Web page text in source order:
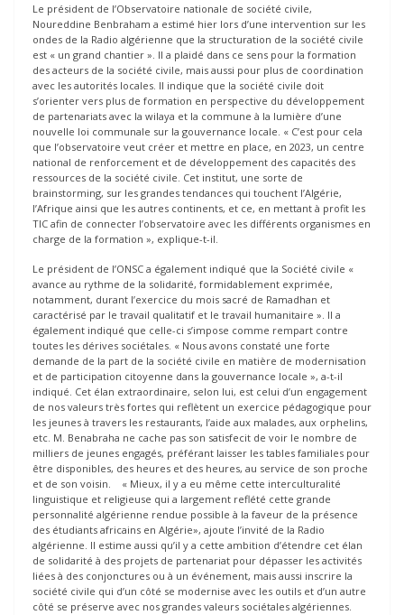
Le président de l’Observatoire nationale de société civile,
Noureddine Benbraham a estimé hier lors d’une intervention sur les
ondes de la Radio algérienne que la structuration de la société civile
est « un grand chantier ». Il a plaidé dans ce sens pour la formation
des acteurs de la société civile, mais aussi pour plus de coordination
avec les autorités locales. Il indique que la société civile doit
s’orienter vers plus de formation en perspective du développement
de partenariats avec la wilaya et la commune à la lumière d’une
nouvelle loi communale sur la gouvernance locale. « C’est pour cela
que l’observatoire veut créer et mettre en place, en 2023, un centre
national de renforcement et de développement des capacités des
ressources de la société civile. Cet institut, une sorte de
brainstorming, sur les grandes tendances qui touchent l’Algérie,
l’Afrique ainsi que les autres continents, et ce, en mettant à profit les
TIC afin de connecter l’observatoire avec les différents organismes en
charge de la formation », explique-t-il.
Le président de l’ONSC a également indiqué que la Société civile «
avance au rythme de la solidarité, formidablement exprimée,
notamment, durant l’exercice du mois sacré de Ramadhan et
caractérisé par le travail qualitatif et le travail humanitaire ». Il a
également indiqué que celle-ci s’impose comme rempart contre
toutes les dérives sociétales. « Nous avons constaté une forte
demande de la part de la société civile en matière de modernisation
et de participation citoyenne dans la gouvernance locale », a-t-il
indiqué. Cet élan extraordinaire, selon lui, est celui d’un engagement
de nos valeurs très fortes qui reflètent un exercice pédagogique pour
les jeunes à travers les restaurants, l’aide aux malades, aux orphelins,
etc. M. Benabraha ne cache pas son satisfecit de voir le nombre de
milliers de jeunes engagés, préférant laisser les tables familiales pour
être disponibles, des heures et des heures, au service de son proche
et de son voisin. « Mieux, il y a eu même cette interculturalité
linguistique et religieuse qui a largement reflété cette grande
personnalité algérienne rendue possible à la faveur de la présence
des étudiants africains en Algérie», ajoute l’invité de la Radio
algérienne. Il estime aussi qu’il y a cette ambition d’étendre cet élan
de solidarité à des projets de partenariat pour dépasser les activités
liées à des conjonctures ou à un événement, mais aussi inscrire la
société civile qui d’un côté se modernise avec les outils et d’un autre
côté se préserve avec nos grandes valeurs sociétales algériennes.